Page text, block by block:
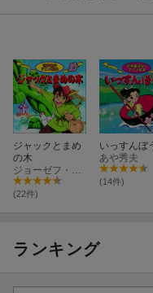
ジャックとまめ
の木
(22件)
いっすんぼ
あや秀夫
(14件)
ランキング